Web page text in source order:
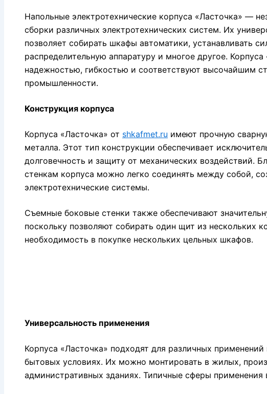
Напольные электротехнические корпуса «Ласточка» —
сборки различных электротехнических систем. Их
позволяет собирать шкафы автоматики, устанавливать
распределительную аппаратуру и многое другое.
надежностью, гибкостью и соответствуют высочайшим
промышленности.
Конструкция корпуса
Корпуса «Ласточка» от shkafmet.ru имеют прочную
металла. Этот тип конструкции обеспечивает
долговечность и защиту от механических воздействий.
стенкам корпуса можно легко соединять между собой,
электротехнические системы.
Съемные боковые стенки также обеспечивают
поскольку позволяют собирать один щит из нескольких
необходимость в покупке нескольких цельных шкафов.
Универсальность применения
Корпуса «Ласточка» подходят для различных
бытовых условиях. Их можно монтировать в жилых,
административных зданиях. Типичные сферы применения